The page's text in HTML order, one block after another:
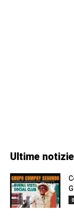
Ultime notizie